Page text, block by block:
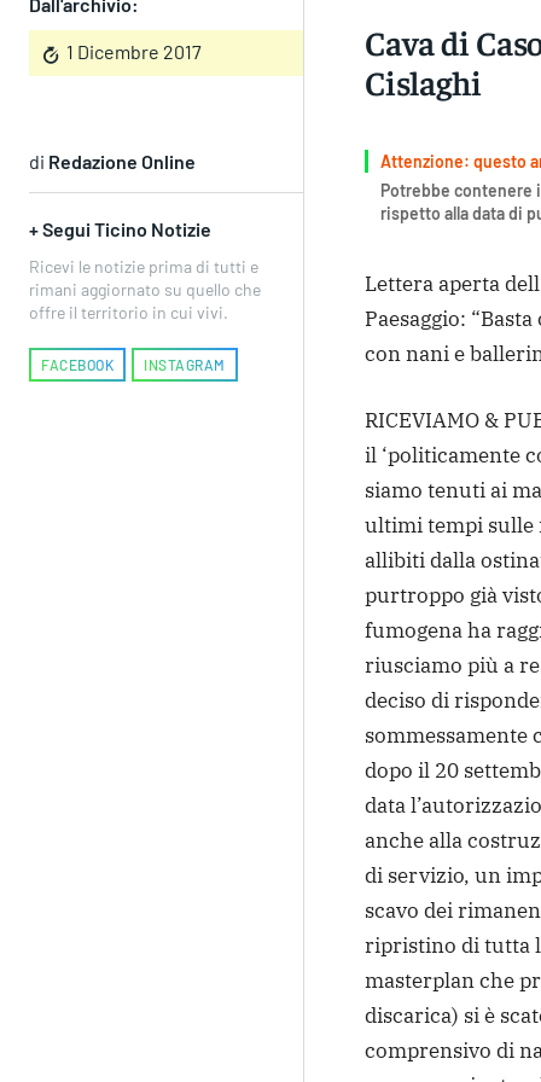
1 Dicembre 2017
Cava di
Cislaghi
di Redazione Online
+ Segui Ticino Notizie
Ricevi le notizie prima di tutti e
rimani aggiornato su quello che
offre il territorio in cui vivi.
FACEBOOK INSTAGRAM
Attenzione: questo
Potrebbe contenere
rispetto alla data di
Lettera aperta
Paesaggio:
con nani e
RICEVIAMO &
il ‘politicamente
siamo tenuti ai
ultimi tempi sulle
allibiti dalla
purtroppo già
fumogena ha
riusciamo più a
deciso di
sommessamente
dopo il 20
data
anche alla
di servizio, un
scavo dei
ripristino di tutta
masterplan che
discarica) si è
comprensivo di